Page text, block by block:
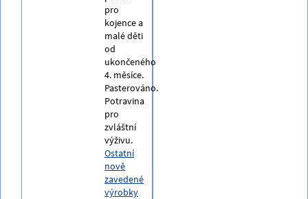
pro
kojence a
malé děti
od
ukončeného
4. měsíce.
Pasterováno.
Potravina
pro
zvláštní
výživu.
Ostatní
nově
zavedené
výrobky